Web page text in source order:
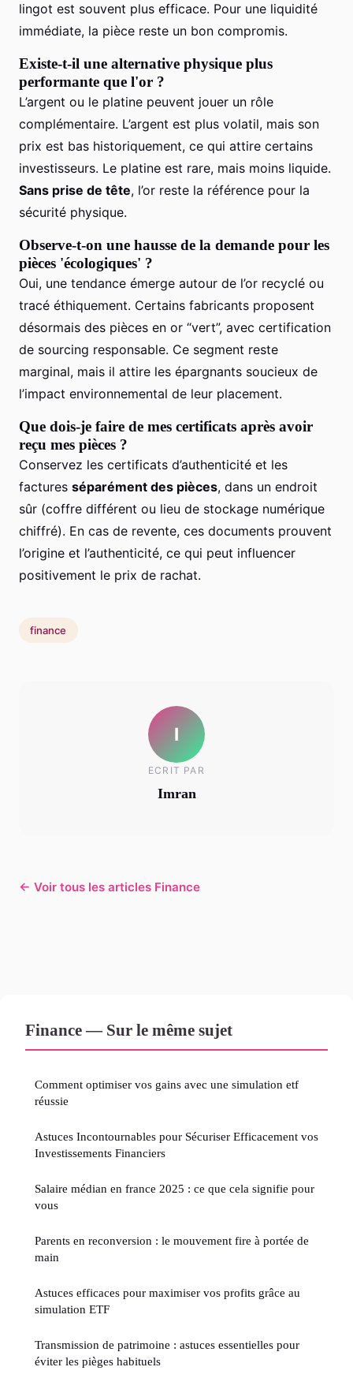
lingot est souvent plus efficace. Pour une liquidité
immédiate, la pièce reste un bon compromis.
Existe-t-il une alternative physique plus
performante que l'or ?
L’argent ou le platine peuvent jouer un rôle
complémentaire. L’argent est plus volatil, mais son
prix est bas historiquement, ce qui attire certains
investisseurs. Le platine est rare, mais moins liquide.
Sans prise de tête, l’or reste la référence pour la
sécurité physique.
Observe-t-on une hausse de la demande pour les
pièces 'écologiques' ?
Oui, une tendance émerge autour de l’or recyclé ou
tracé éthiquement. Certains fabricants proposent
désormais des pièces en or “vert”, avec certification
de sourcing responsable. Ce segment reste
marginal, mais il attire les épargnants soucieux de
l’impact environnemental de leur placement.
Que dois-je faire de mes certificats après avoir
reçu mes pièces ?
Conservez les certificats d’authenticité et les
factures séparément des pièces, dans un endroit
sûr (coffre différent ou lieu de stockage numérique
chiffré). En cas de revente, ces documents prouvent
l’origine et l’authenticité, ce qui peut influencer
positivement le prix de rachat.
finance
I
ECRIT PAR
Imran
← Voir tous les articles Finance
Finance — Sur le même sujet
Comment optimiser vos gains avec une simulation etf
réussie
Astuces Incontournables pour Sécuriser Efficacement vos
Investissements Financiers
Salaire médian en france 2025 : ce que cela signifie pour
vous
Parents en reconversion : le mouvement fire à portée de
main
Astuces efficaces pour maximiser vos profits grâce au
simulation ETF
Transmission de patrimoine : astuces essentielles pour
éviter les pièges habituels